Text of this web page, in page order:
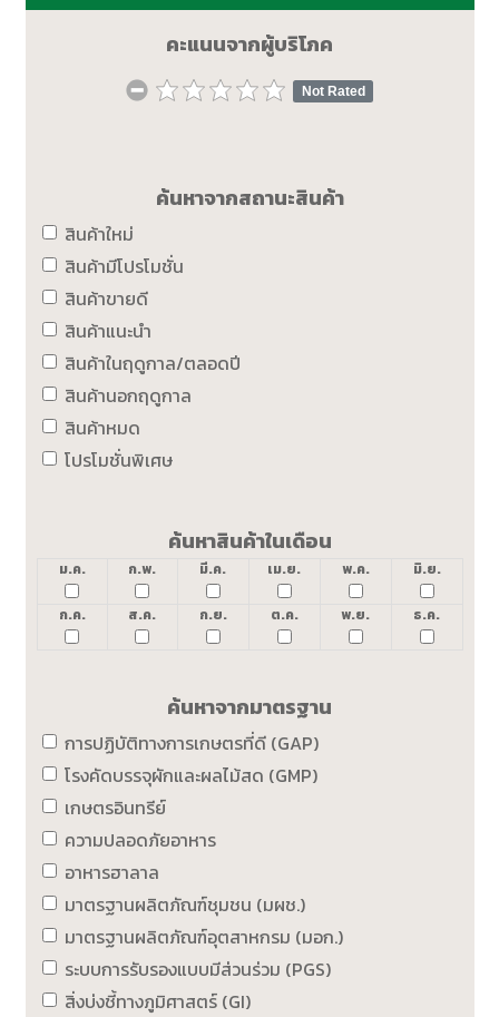
คะแนนจากผู้บริโภค
Not Rated
ค้นหาจากสถานะสินค้า
สินค้าใหม่
สินค้ามีโปรโมชั่น
สินค้าขายดี
สินค้าแนะนำ
สินค้าในฤดูกาล/ตลอดปี
สินค้านอกฤดูกาล
สินค้าหมด
โปรโมชั่นพิเศษ
ค้นหาสินค้าในเดือน
ม.ค. ก.พ. มี.ค. เม.ย. พ.ค. มิ.ย.
ก.ค. ส.ค. ก.ย. ต.ค. พ.ย. ธ.ค.
ค้นหาจากมาตรฐาน
การปฏิบัติทางการเกษตรที่ดี (GAP)
โรงคัดบรรจุผักและผลไม้สด (GMP)
เกษตรอินทรีย์
ความปลอดภัยอาหาร
อาหารฮาลาล
มาตรฐานผลิตภัณฑ์ชุมชน (มผช.)
มาตรฐานผลิตภัณฑ์อุตสาหกรม (มอก.)
ระบบการรับรองแบบมีส่วนร่วม (PGS)
สิ่งบ่งชี้ทางภูมิศาสตร์ (GI)